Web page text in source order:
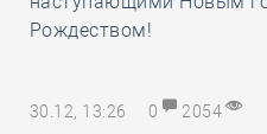
Рождеством!
30.12, 13:26 0 2054